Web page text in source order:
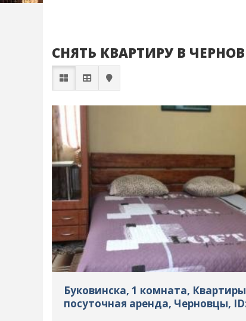
СНЯТЬ КВАРТИРУ В
Буковинска, 1 комната,
посуточная аренда, Черновцы,